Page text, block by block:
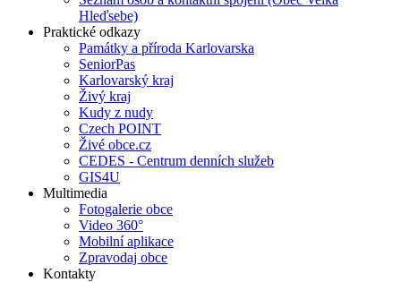
Hleďsebe)
Praktické odkazy
Památky a příroda Karlovarska
SeniorPas
Karlovarský kraj
Živý kraj
Kudy z nudy
Czech POINT
Živé obce.cz
CEDES - Centrum denních služeb
GIS4U
Multimedia
Fotogalerie obce
Video 360°
Mobilní aplikace
Zpravodaj obce
Kontakty